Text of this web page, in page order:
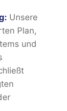
Unsere
Plan,
und